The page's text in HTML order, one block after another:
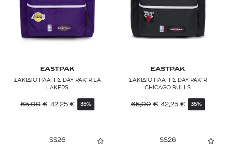
EASTPAK
ΣΑΚΙΔΙΟ ΠΛΑΤΗΣ DAY PAK'R LA
LAKERS
65,00 € 42,25 € 35%
EASTPAK
ΣΑΚΙΔΙΟ ΠΛΑΤΗΣ DAY PAK'R
CHICAGO BULLS
65,00 € 42,25 € 35%
SS26 SS26